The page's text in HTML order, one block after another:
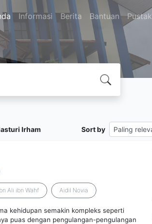
Informasi Berita Bantuan
Irham Sort by
Ali ibn Wahf Aidil Novia
kehidupan semakin kompleks seperti
puas dengan pengulangan-pengulangan